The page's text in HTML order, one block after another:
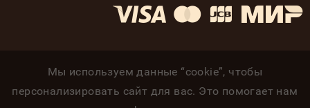
Мы используем данные “cookie”, чтобы
персонализировать сайт для вас. Это помогает нам